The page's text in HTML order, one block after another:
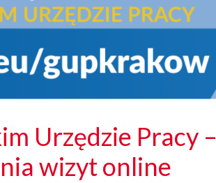
Urzędzie Pracy –
wizyt online